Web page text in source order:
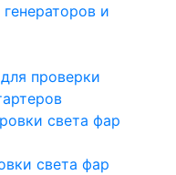
и
проверки
света фар
света фар